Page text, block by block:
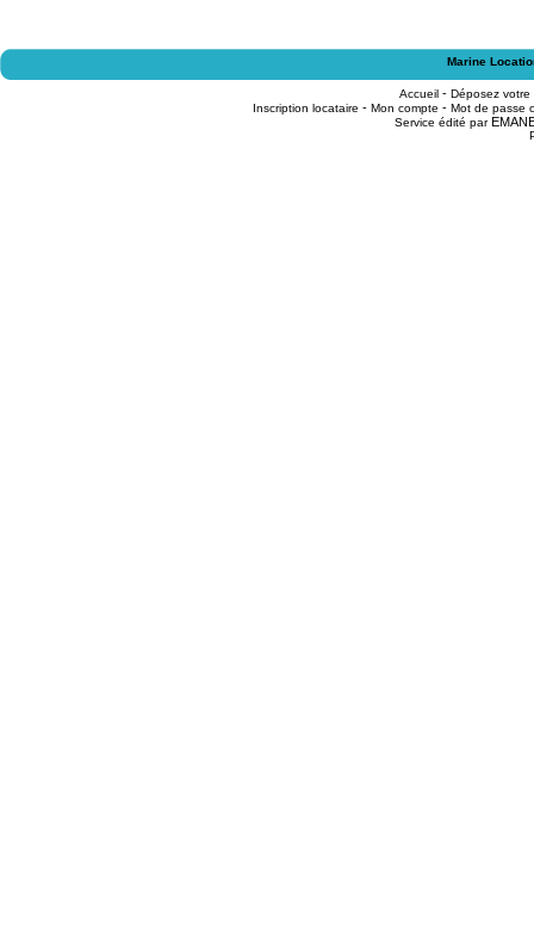
Marine
Accueil - Déposez
Inscription locataire - Mon compte - Mot de passe
Service édité par